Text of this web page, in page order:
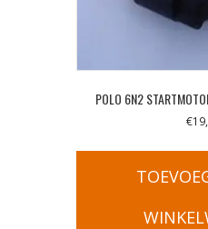
POLO 6N2
€